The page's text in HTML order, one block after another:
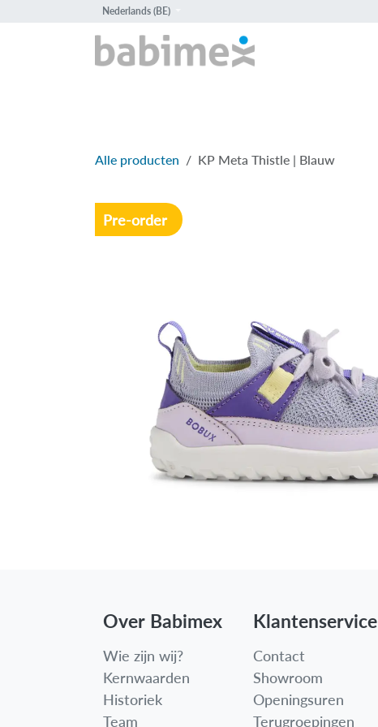
Overslaan naar inhoudNederlands (BE)
Alle producten KP Meta Thistle | Blauw
Pre-order
Over Babimex
Wie zijn wij?
Kernwaarden
Historiek
Team
Klantenservice
Contact
Showroom
Openingsuren
Terugroepingen